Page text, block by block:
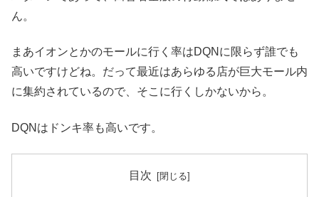
ん。
まあイオンとかのモールに行く率はDQNに限らず誰でも
高いですけどね。だって最近はあらゆる店が巨大モール内
に集約されているので、そこに行くしかないから。
DQNはドンキ率も高いです。
目次